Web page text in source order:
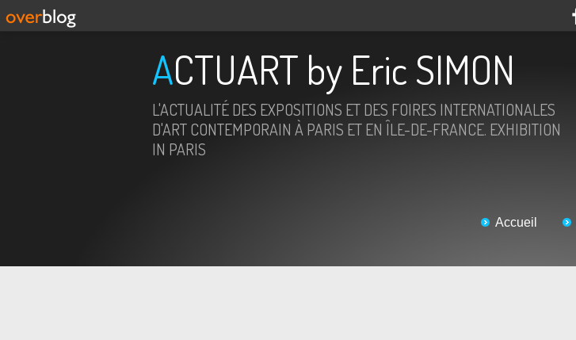
ACTUART by Eric SIMON
L'ACTUALITÉ DES EXPOSITIONS ET DES FOIRES INTERNATIONALES
D'ART CONTEMPORAIN À PARIS ET EN ÎLE-DE-FRANCE. EXHIBITION
IN PARIS
Accueil